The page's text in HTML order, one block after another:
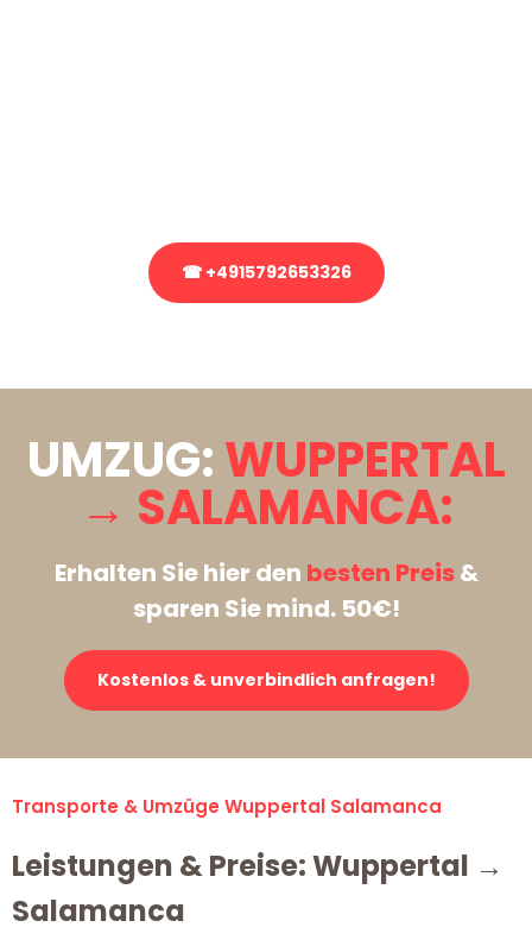
☎ +4915792653326
UMZUG:WUPPERTAL
→ SALAMANCA:
Erhalten Sie hier den besten Preis&
sparen Sie mind. 50€!
Kostenlos & unverbindlich anfragen!
Transporte & Umzüge Wuppertal Salamanca
Leistungen & Preise: Wuppertal →
Salamanca